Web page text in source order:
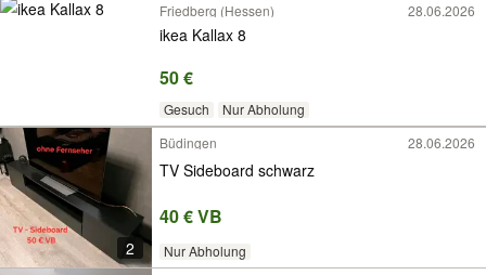
Friedberg (Hessen)
28.06.2026
ikea Kallax 8
50 €
Gesuch Nur Abholung
2
Büdingen 28.06.2026
TV Sideboard schwarz
40 € VB
Nur Abholung